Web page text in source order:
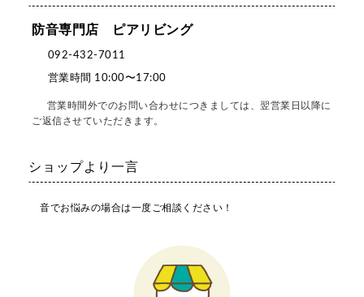
防音専門店 ピアリビング
092-432-7011
営業時間 10:00〜17:00
営業時間外でのお問い合わせにつきましては、翌営業日以降に
ご返信させていただきます。
ショップより一言
音でお悩みの場合は一度ご相談ください！